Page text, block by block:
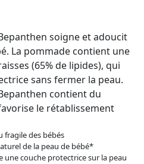
soigne et adoucit
La pommade contient une
(65% de lipides), qui
sans fermer la peau.
contient du
le rétablissement
fragile des bébés
de la peau de bébé*
une couche protectrice sur la peau